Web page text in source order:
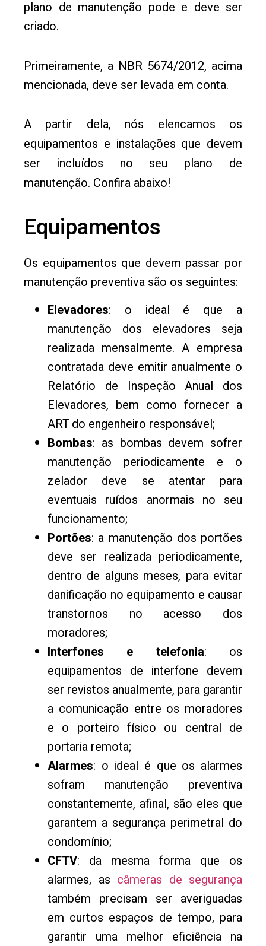
plano de manutenção pode e deve ser
criado.
Primeiramente, a NBR 5674/2012, acima
mencionada, deve ser levada em conta.
A partir dela, nós elencamos os
equipamentos e instalações que devem
ser incluídos no seu plano de
manutenção. Confira abaixo!
Equipamentos
Os equipamentos que devem passar por
manutenção preventiva são os seguintes:
Elevadores: o ideal é que a
manutenção dos elevadores seja
realizada mensalmente. A empresa
contratada deve emitir anualmente o
Relatório de Inspeção Anual dos
Elevadores, bem como fornecer a
ART do engenheiro responsável;
Bombas: as bombas devem sofrer
manutenção periodicamente e o
zelador deve se atentar para
eventuais ruídos anormais no seu
funcionamento;
Portões: a manutenção dos portões
deve ser realizada periodicamente,
dentro de alguns meses, para evitar
danificação no equipamento e causar
transtornos no acesso dos
moradores;
Interfones e telefonia: os
equipamentos de interfone devem
ser revistos anualmente, para garantir
a comunicação entre os moradores
e o porteiro físico ou central de
portaria remota;
Alarmes: o ideal é que os alarmes
sofram manutenção preventiva
constantemente, afinal, são eles que
garantem a segurança perimetral do
condomínio;
CFTV: da mesma forma que os
alarmes, as câmeras de segurança
também precisam ser averiguadas
em curtos espaços de tempo, para
garantir uma melhor eficiência na